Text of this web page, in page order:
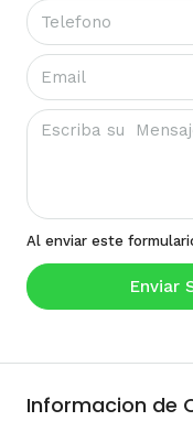
Al enviar este
Enviar
Informacion de